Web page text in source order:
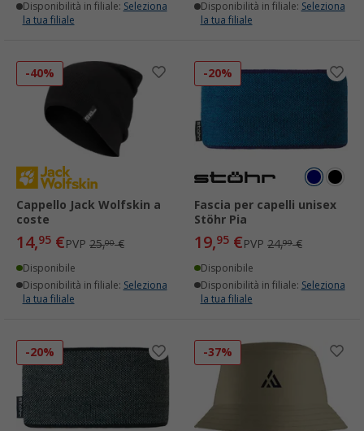
Disponibilità in filiale: Seleziona
la tua filiale
Disponibilità in filiale: Seleziona
la tua filiale
-40%
Cappello Jack Wolfskin a
coste
14,95 €PVP 25,00€
Disponibile
Disponibilità in filiale: Seleziona
la tua filiale
-20%
Fascia per capelli unisex
Stöhr Pia
19,95 €PVP 24,99€
Disponibile
Disponibilità in filiale: Seleziona
la tua filiale
-20% -37%